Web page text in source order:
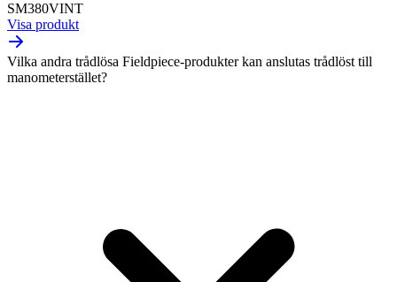
SM380VINT
Visa produkt
Vilka andra trådlösa Fieldpiece-produkter kan anslutas trådlöst till
manometerstället?